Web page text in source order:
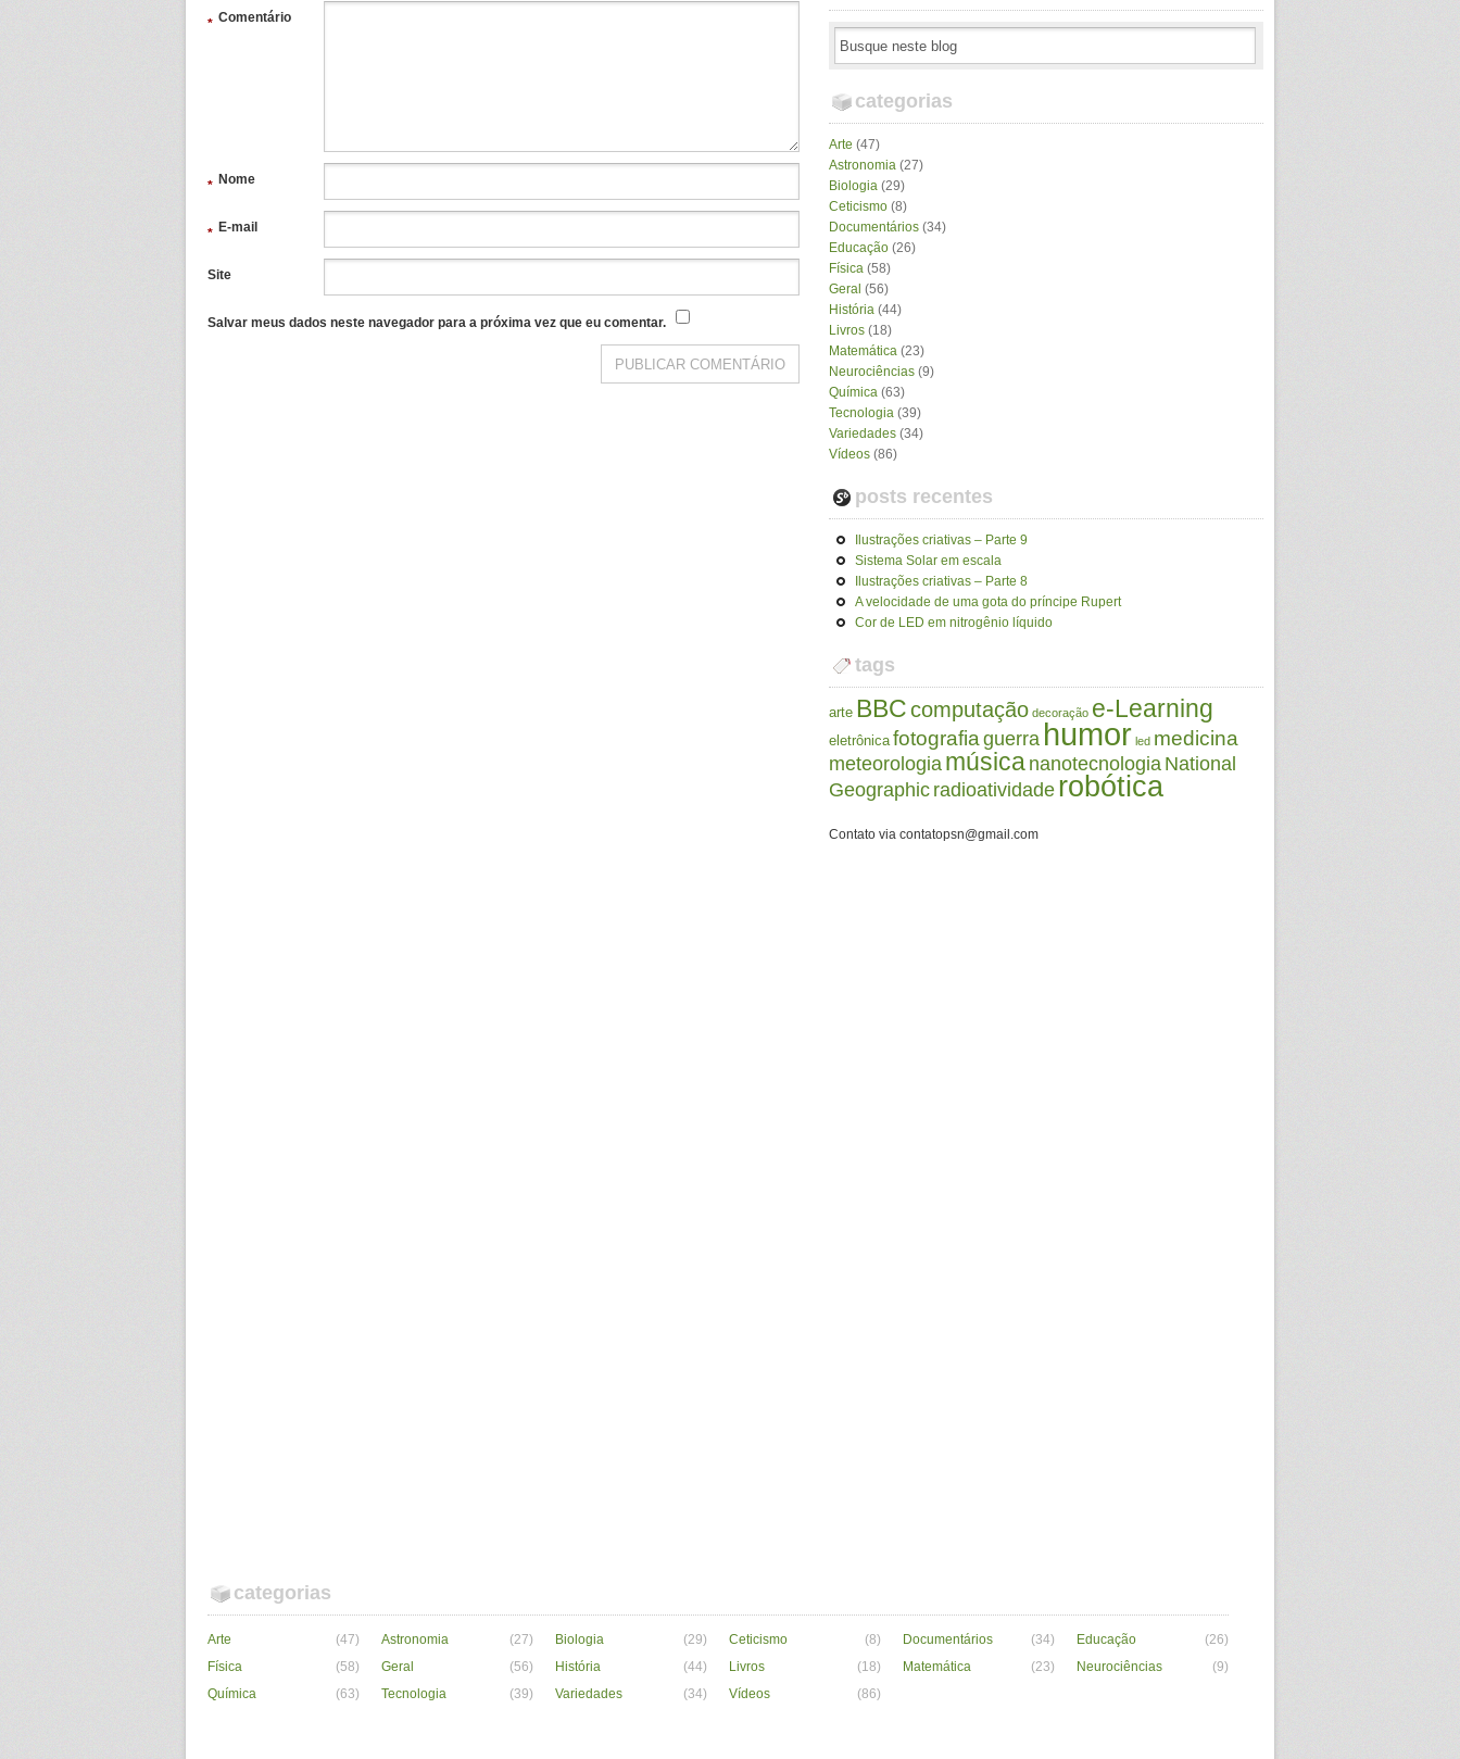
Comentário
*
Nome
*
E-mail
*
Site
Salvar meus dados neste navegador para a próxima vez que eu comentar.
categorias
Arte (47)
Astronomia (27)
Biologia (29)
Ceticismo (8)
Documentários (34)
Educação (26)
Física (58)
Geral (56)
História (44)
Livros (18)
Matemática (23)
Neurociências (9)
Química (63)
Tecnologia (39)
Variedades (34)
Vídeos (86)
posts recentes
Ilustrações criativas – Parte 9
Sistema Solar em escala
Ilustrações criativas – Parte 8
A velocidade de uma gota do príncipe Rupert
Cor de LED em nitrogênio líquido
tags
arte BBCcomputação decoração e-Learning
eletrônica fotografia guerra humor led medicina
meteorologia música nanotecnologia National
Geographic radioatividade robótica
Contato via contatopsn@gmail.com
categorias
Arte (47) Astronomia (27) Biologia (29) Ceticismo (8) Documentários (34) Educação
(26)
Física
(58) Geral (56) História (44) Livros (18) Matemática (23) Neurociências
(9)
Química
(63) Tecnologia (39) Variedades (34) Vídeos (86)